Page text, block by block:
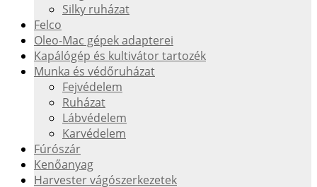
Silky ruházat
Felco
Oleo-Mac gépek adapterei
Kapálógép és kultivátor tartozék
Munka és védőruházat
Fejvédelem
Ruházat
Lábvédelem
Karvédelem
Fúrószár
Kenőanyag
Harvester vágószerkezetek